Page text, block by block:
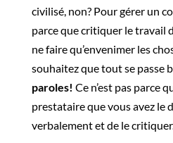
civilisé, non? Pour gérer un
parce que critiquer le travail
ne faire qu’envenimer les
souhaitez que tout se passe
paroles! Ce n’est pas parce
prestataire que vous avez le
verbalement et de le